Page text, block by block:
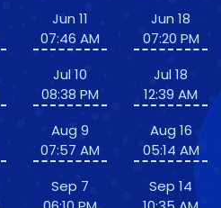
Jun 11
07:46 AM
Jul 10
08:38 PM
Aug 9
07:57 AM
Sep 7
Jun 18
07:20 PM
Jul 18
12:39 AM
Aug 16
05:14 AM
Sep 14